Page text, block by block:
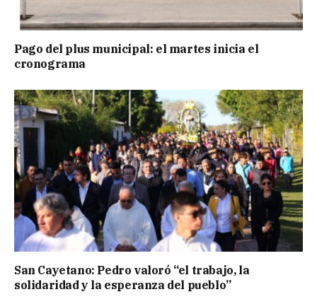
Pago del plus municipal: el martes inicia el
cronograma
San Cayetano: Pedro valoró “el trabajo, la
solidaridad y la esperanza del pueblo”